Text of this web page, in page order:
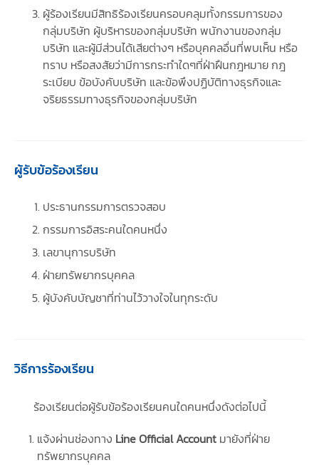
ผู้ร้องเรียนมีสิทธิร้องเรียนครอบคลุมทั้งกรรมการของ
กลุ่มบริษัท ผู้บริหารของกลุ่มบริษัท พนักงานของกลุ่ม
บริษัท และผู้มีส่วนได้เสียต่างๆ หรือบุคคลอื่นที่พบเห็น หรือ
ทราบ หรือสงสัยว่ามีการกระทำใดๆที่ฝ่าฝืนกฎหมาย กฎ
ระเบียบ ข้อบังคับบริษัท และข้อพึงปฏิบัติทางธุรกิจและ
จริยธรรมทางธุรกิจของกลุ่มบริษัท
ผู้รับข้อร้องเรียน
ประธานกรรมการตรวจสอบ
กรรมการอิสระคนใดคนหนึ่ง
เลขานุการบริษัท
ฝ่ายทรัพยากรบุคคล
ผู้บังคับบัญชาที่ท่านไว้วางใจในทุกระดับ
วิธีการร้องเรียน
ร้องเรียนต่อผู้รับข้อร้องเรียนคนใดคนหนึ่งดังต่อไปนี้
แจ้งผ่านช่องทาง Line Official Account มายังที่ฝ่าย
ทรัพยากรบุคคล